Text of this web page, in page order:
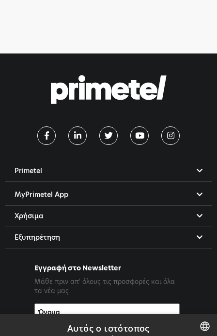
Primetel
MyPrimetel App
Χρήσιμα
Εξυπηρέτηση
Εγγραφή στο Newsletter
Μάθε πριν απ' όλους τις προσφορές και όλα
τα νέα μας.
Αυτός ο ιστότοπος